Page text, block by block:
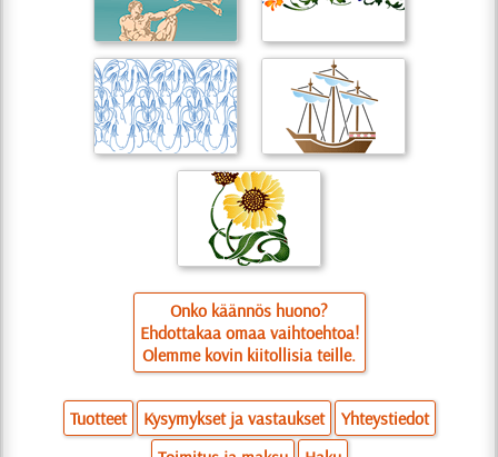
Onko käännös huono?
Ehdottakaa omaa vaihtoehtoa!
Olemme kovin kiitollisia teille.
Tuotteet Kysymykset ja vastaukset
Yhteystiedot